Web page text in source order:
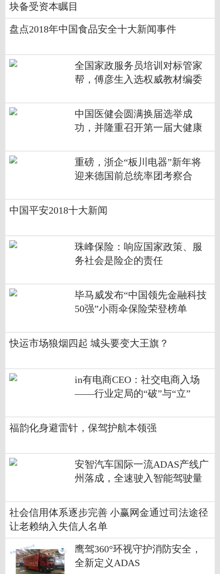
块备受资本瞩目
盘点2018年中国食品安全十大新闻事件
全国家政服务员培训对标管家
帮，傅彦生入选权威教材编委
中国医健会圆满换届选举成
功，并隆重召开第一届大健康
重磅，浙企“板川电器”新年将
迎来德国前总统率团考察合
中国平安2018十大新闻
珠峰保险：响应国家政策、服
务社会是险企的责任
毕马威发布“中国领先金融科技
50强”小雨伞保险荣登榜单
快运市场狼烟四起 城头要变大王旗？
in有电商CEO：社交电商入场
——行业定局的“破”与“立”
福韵化身避雷针，保驾护航本领强
安智汽车国际一流ADAS产线广
州落成，全速驶入智能驾驶量
社会信用体系逐步完善 小赢网金通过司法途径
让老赖纳入失信人名单
鹰驾360°环视守护消防安全，
全新定义ADAS